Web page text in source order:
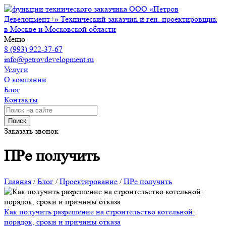
ООО «Петров
Девелопмент+» Технический заказчик и ген. проектировщик
в Москве и Московской области
Меню
8 (993) 922-37-67
info@petrovdevelopment.ru
Услуги
О компании
Блог
Контакты
Поиск
Заказать звонок
ПРе получить
Главная /Блог /Проектирование /ПРе получить
Как получить разрешение на строительство котельной:
порядок, сроки и причины отказа